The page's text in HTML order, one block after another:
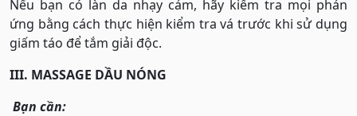
Nếu bạn có làn da nhạy cảm, hãy kiểm tra mọi phản
ứng bằng cách thực hiện kiểm tra vá trước khi sử dụng
giấm táo để tắm giải độc.
III. MASSAGE DẦU NÓNG
Bạn cần: